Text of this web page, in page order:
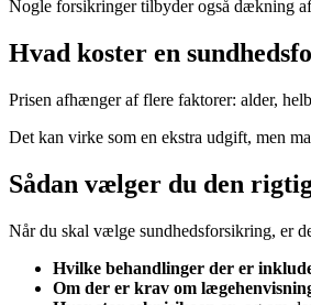
Nogle forsikringer tilbyder også dækning
Hvad koster en
Prisen afhænger af flere faktorer: alder,
Det kan virke som en ekstra udgift, men
Sådan vælger du den
Når du skal vælge sundhedsforsikring, er
Hvilke behandlinger der er
Om der er krav om